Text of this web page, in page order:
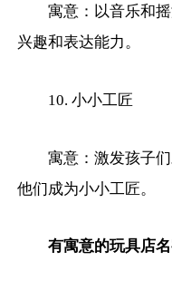
寓意：以音乐和
兴趣和表达能力。
10. 小小工匠
寓意：激发孩子
他们成为小小工匠。
有寓意的玩具店